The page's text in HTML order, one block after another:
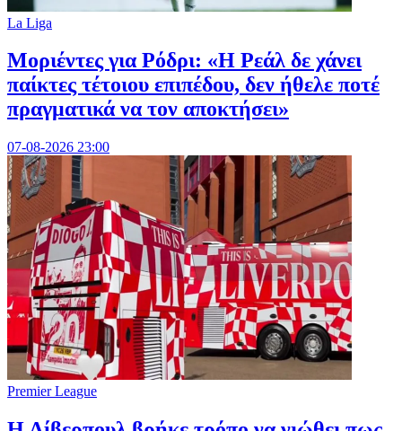
La Liga
Μοριέντες για Ρόδρι: «Η Ρεάλ δε χάνει
παίκτες τέτοιου επιπέδου, δεν ήθελε ποτέ
πραγματικά να τον αποκτήσει»
07-08-2026 23:00
Premier League